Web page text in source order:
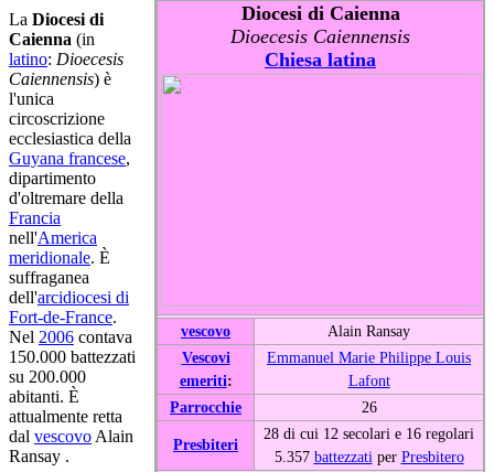
Diocesi di Caienna
Dioecesis Caiennensis
Chiesa latina
vescovo
Alain Ransay
Vescovi
emeriti:
Emmanuel Marie Philippe Louis
Lafont
Parrocchie
26
Presbiteri
28 di cui 12 secolari e 16 regolari
5.357 battezzati per Presbitero
La Diocesi di
Caienna (in
latino: Dioecesis
Caiennensis) è
l'unica
circoscrizione
ecclesiastica della
Guyana francese,
dipartimento
d'oltremare della
Francia
nell'America
meridionale. È
suffraganea
dell'arcidiocesi di
Fort-de-France.
Nel 2006 contava
150.000 battezzati
su 200.000
abitanti. È
attualmente retta
dal vescovo Alain
Ransay .